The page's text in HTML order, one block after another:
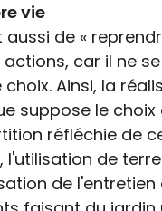
vie
de «
car il ne
Ainsi, la
suppose le choix
réfléchie de
l'utilisation de
de l'entretien